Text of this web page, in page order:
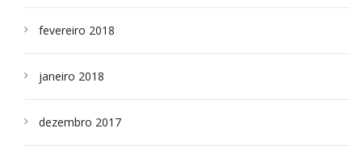
fevereiro 2018
janeiro 2018
dezembro 2017